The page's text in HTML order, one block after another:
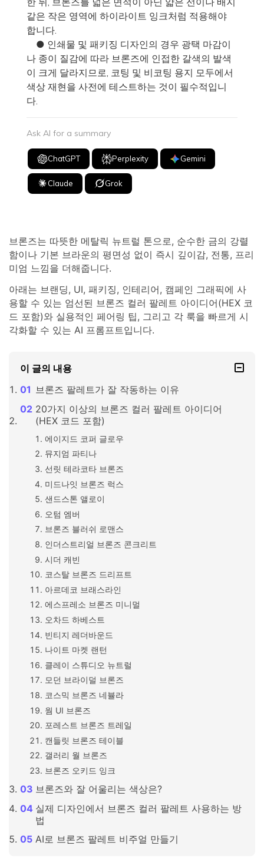
같은 작은 영역에 하이라이트 잉크처럼 적용해야
합니다.
● 인쇄물 및 패키징 디자인의 경우 광택 마감이
나 종이 질감에 따라 브론즈에 인접한 갈색의 발색
이 크게 달라지므로, 코팅 및 비코팅 용지 모두에서
색상 재현을 사전에 테스트하는 것이 필수적입니
다.
Ask AI for a summary
ChatGPT Perplexity Gemini
Claude Grok
브론즈는 따뜻한 메탈릭 뉴트럴 톤으로, 순수한 금의 강렬
함이나 기본 브라운의 평면성 없이 즉시 깊이감, 전통, 프리
미엄 느낌을 더해줍니다.
아래는 브랜딩, UI, 패키징, 인테리어, 캠페인 그래픽에 사
용할 수 있는 엄선된 브론즈 컬러 팔레트 아이디어(HEX 코
드 포함)와 실용적인 페어링 팁, 그리고 각 룩을 빠르게 시
각화할 수 있는 AI 프롬프트입니다.
이 글의 내용
브론즈 팔레트가 잘 작동하는 이유
20가지 이상의 브론즈 컬러 팔레트 아이디어
(HEX 코드 포함)
에이지드 코퍼 글로우
뮤지엄 파티나
선릿 테라코타 브론즈
미드나잇 브론즈 럭스
샌드스톤 앨로이
오텀 엠버
브론즈 블러쉬 로맨스
인더스트리얼 브론즈 콘크리트
시더 캐빈
코스탈 브론즈 드리프트
아르데코 브래스라인
에스프레소 브론즈 미니멀
오차드 하베스트
빈티지 레더바운드
나이트 마켓 랜턴
클레이 스튜디오 뉴트럴
모던 브라이덜 브론즈
코스믹 브론즈 네뷸라
웜 UI 브론즈
포레스트 브론즈 트레일
캔들릿 브론즈 테이블
갤러리 월 브론즈
브론즈 오키드 잉크
브론즈와 잘 어울리는 색상은?
실제 디자인에서 브론즈 컬러 팔레트 사용하는 방
법
AI로 브론즈 팔레트 비주얼 만들기